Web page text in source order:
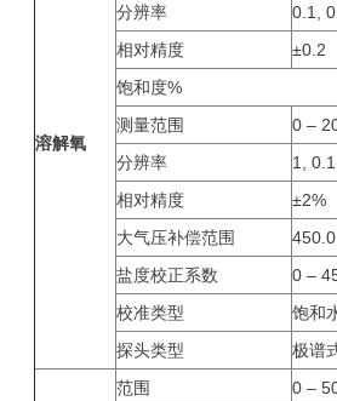
溶解氧
分辨率
0.1,
相对精度
±0.2
饱和度%
测量范围
0 –
分辨率
1, 0.1
相对精度
±2%
大气压补偿范围
盐度校正系数
0 –
校准类型
饱和
探头类型
极谱
范围
0 –